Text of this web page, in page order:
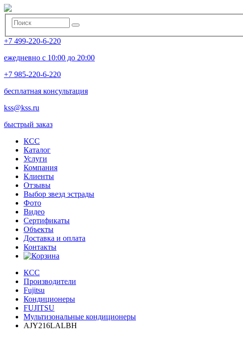
+7 499-220-6-220
ежедневно с 10:00 до 20:00
+7 985-220-6-220
бесплатная консультация
kss@kss.ru
быстрый заказ
КСС
Каталог
Услуги
Компания
Клиенты
Oтзывы
Выбор звезд эстрады
Фото
Видео
Сертификаты
Объекты
Доставка и оплата
Контакты
КСС
Производители
Fujitsu
Кондиционеры
FUJITSU
Мультизональные кондиционеры
AJY216LALBH